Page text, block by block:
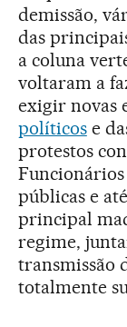
demissão,
das
a coluna
voltaram a
exigir novas
políticose
protestos
públicas e
principal
regime,
transmissão
totalmente